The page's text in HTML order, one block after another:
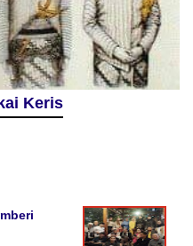
Keris